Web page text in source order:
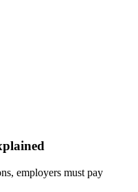
employers must pay